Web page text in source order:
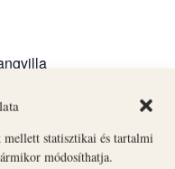
mellett statisztikai és tartalmi
módosíthatja.
889 180, online: